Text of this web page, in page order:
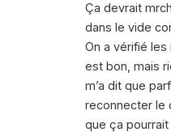
Ça devrait
dans le vide
On a vérifié les
est bon, mais
m’a dit que
reconnecter le
que ça